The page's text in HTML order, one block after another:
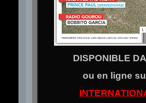
DISPONIBLE
ou en ligne